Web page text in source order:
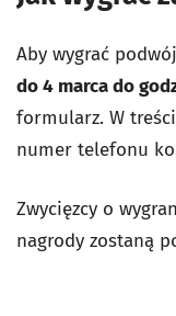
Aby wygrać
do 4 marca do
formularz. W
numer telefonu
Zwycięzcy o
nagrody zostaną